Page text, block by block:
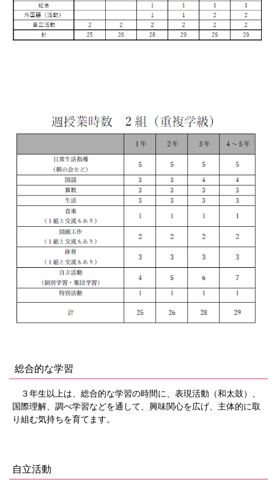
総合的な学習
３年生以上は、総合的な学習の時間に、表現活動（和太鼓）、
国際理解、調べ学習などを通して、興味関心を広げ、主体的に取
り組む気持ちを育てます。
自立活動